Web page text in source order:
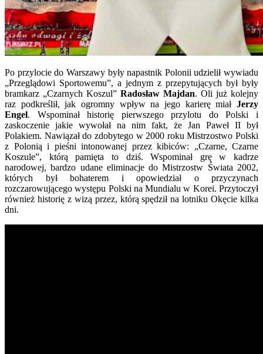
Po przylocie do Warszawy były napastnik Polonii udzielił wywiadu
„Przeglądowi Sportowemu”, a jednym z przepytujących był były
bramkarz „Czarnych Koszul” Radosław Majdan. Oli już kolejny
raz podkreślił, jak ogromny wpływ na jego karierę miał Jerzy
Engel. Wspominał historię pierwszego przylotu do Polski i
zaskoczenie jakie wywołał na nim fakt, że Jan Paweł II był
Polakiem. Nawiązał do zdobytego w 2000 roku Mistrzostwo Polski
z Polonią i pieśni intonowanej przez kibiców: „Czarne, Czarne
Koszule”, którą pamięta to dziś. Wspominał grę w kadrze
narodowej, bardzo udane eliminacje do Mistrzostw Świata 2002,
których był bohaterem i opowiedział o przyczynach
rozczarowującego występu Polski na Mundialu w Korei. Przytoczył
również historię z wizą przez, którą spędził na lotniku Okęcie kilka
dni.